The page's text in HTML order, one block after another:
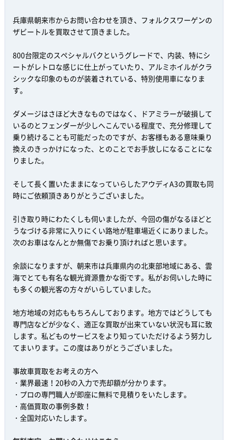
兵庫県朝来市からお問い合わせを頂き、フォルクスワーゲンの
ザビートルを買取させて頂きました。
800台限定のスペシャルバクというグレードで、内装、特にシ
ートがレトロな感じに仕上がっていたり、アルミホイルがクラ
シックな印象のものが装着されている、特別使用車になりま
す。
ダメージはさほど大きなものではなく、ドアミラーが破損して
いるのとフェンダーが少しへこんでいる程度で、充分修理して
乗り続けることも可能だったのですが、お客様もある意味乗り
換えのきっかけになった、とのことでお手放しになることにな
りました。
そして長く置いたままになっていらしたアウディA3の買取も同
時にご依頼頂きありがとうございました。
引き取り時にわたくしも伺いましたが、今回の傷がなるほどと
うなづける非常に入りにくい路地が駐車場近くにありました。
次のお車はなんとか無傷でお乗り頂ければと思います。
余談になりますが、朝来市は兵庫県内の北東部地域にある、雲
海でとても有名な観光資源豊かな街です。私がお伺いした時に
も多くの観光客の方々がいらしていました。
地方地域の対応ももちろんしております。地方ではどうしても
専門店などが少なく、適正な買取が出来ていない状況も耳に致
します。私どものサービスをより知っていただけるよう努力し
てまいります。この度はありがとうございました。
事故車買取をお考えの方へ
・業界最速！20秒の入力で売却額が分かります。
・プロの専門職人が即座に無料で見積りをいたします。
・高価買取の事例多数！
・全国対応いたします。